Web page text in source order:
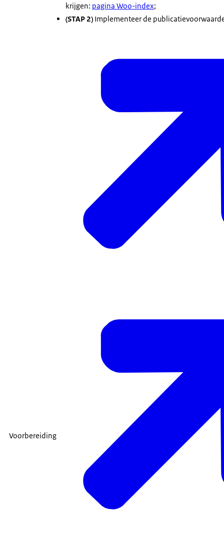
Voorbereiding
krijgen: pagina Woo-index;
(STAP 2) Implementeer de